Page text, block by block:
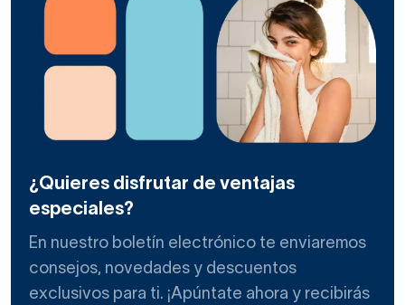
¿Quieres disfrutar de ventajas
especiales?
En nuestro boletín electrónico te enviaremos
consejos, novedades y descuentos
exclusivos para ti. ¡Apúntate ahora y recibirás